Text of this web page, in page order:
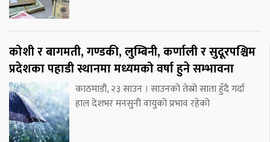
कोशी र बागमती, गण्डकी, लुम्बिनी, कर्णाली र सुदूरपश्चिम
प्रदेशका पहाडी स्थानमा मध्यमको वर्षा हुने सम्भावना
काठमाडौं, २३ साउन । साउनको तेस्रो साता हुँदै गर्दा
हाल देशभर मनसुनी वायुको प्रभाव रहेको